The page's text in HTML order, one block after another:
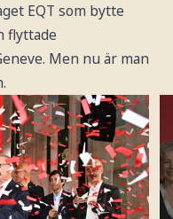
EQT som bytte
flyttade
Men nu är man